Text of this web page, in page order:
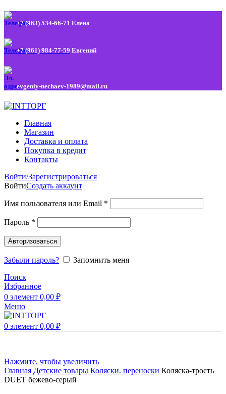
+7 (963) 534-66-71 Елена
+7 (961) 984-77-59 Евгений
evgeniy-nechaev-1989@mail.ru
Главная
Магазин
Доставка и оплата
Покупка в кредит
Контакты
Войти/Зарегистрироваться
ВойтиСоздать аккаунт
Имя пользователя или Email *
Пароль *
Авторизоваться
Забыли пароль?
Запомнить меня
Поиск
Избранное
0 элемент 0,00 ₽
Меню
0 элемент 0,00 ₽
Нажмите, чтобы увеличить
Главная Детские товары Коляски. переноски Коляска-трость
DUET бежево-серый